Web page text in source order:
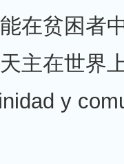
在贫困者
主在世界
y